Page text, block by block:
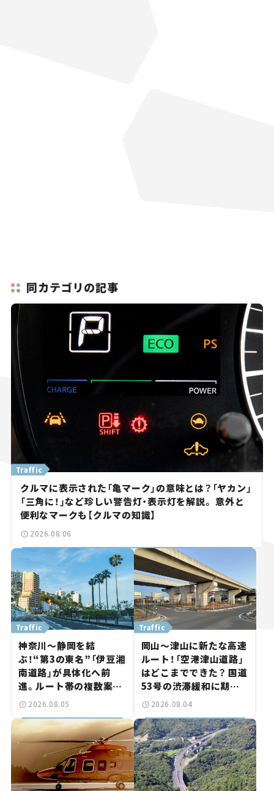
同カテゴリの記事
クルマに表示された「亀マーク」の意味とは？「ヤカン」
「三角に！」など珍しい警告灯・表示灯を解説。 意外と
便利なマークも【クルマの知識】
Traffic
2026.08.06
神奈川～静岡を結
ぶ！“第3の東名”「伊豆湘
南道路」が具体化へ前
進。ルート帯の複数案検
討へ。熱海まで信号ゼロ
道路計画】
Traffic
2026.08.05
岡山～津山に新たな高速
ルート！「空港津山道路」
はどこまでできた？ 国道
53号の渋滞緩和に期待。
岡山市側でも動きが【い
Traffic
2026.08.04